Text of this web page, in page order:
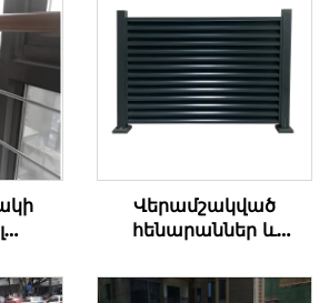
Վերամշակված
հենարաններ և
ցանկապատներ